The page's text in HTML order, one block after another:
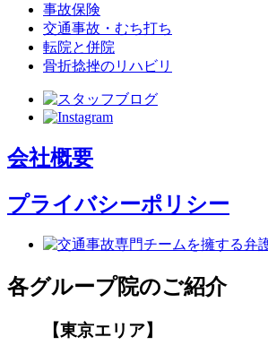
事故保険
交通事故・むち打ち
転院と併院
骨折捻挫のリハビリ
会社概要
プライバシーポリシー
各グループ院のご紹介
【東京エリア】